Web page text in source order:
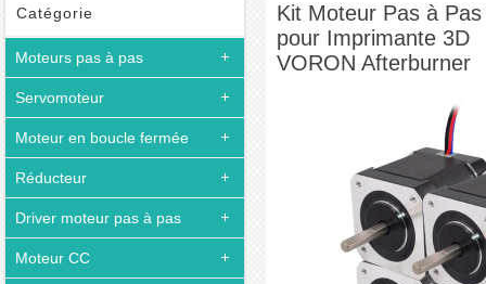
3D VORON Afterburner
Catégorie
Moteurs pas à pas
Servomoteur
Moteur en boucle fermée
Réducteur
Driver moteur pas à pas
Moteur CC
Kit Moteur Pas à Pas
pour Imprimante 3D
VORON Afterburner